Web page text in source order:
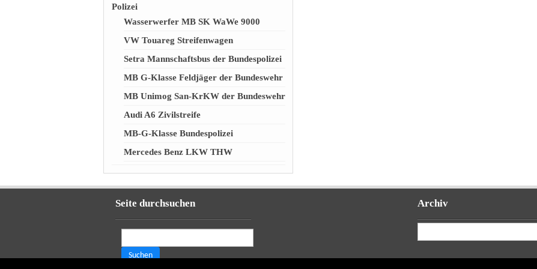
Polizei
Wasserwerfer MB SK WaWe 9000
VW Touareg Streifenwagen
Setra Mannschaftsbus der Bundespolizei
MB G-Klasse Feldjäger der Bundeswehr
MB Unimog San-KrKW der Bundeswehr
Audi A6 Zivilstreife
MB-G-Klasse Bundespolizei
Mercedes Benz LKW THW
Seite durchsuchen
nach:
Archiv